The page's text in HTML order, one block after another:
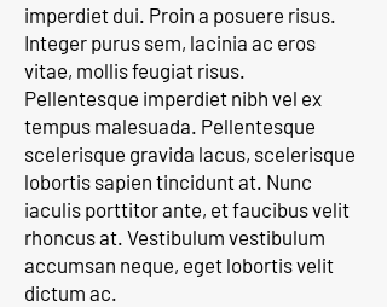
imperdiet dui. Proin a posuere risus.
Integer purus sem, lacinia ac eros
vitae, mollis feugiat risus.
Pellentesque imperdiet nibh vel ex
tempus malesuada. Pellentesque
scelerisque gravida lacus, scelerisque
lobortis sapien tincidunt at. Nunc
iaculis porttitor ante, et faucibus velit
rhoncus at. Vestibulum vestibulum
accumsan neque, eget lobortis velit
dictum ac.